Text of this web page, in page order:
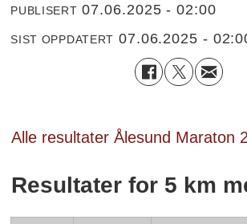
PUBLISERT 07.06.2025 - 02:00
SIST OPPDATERT 07.06.2025 -
Alle resultater Ålesund Maraton
Resultater for 5 km